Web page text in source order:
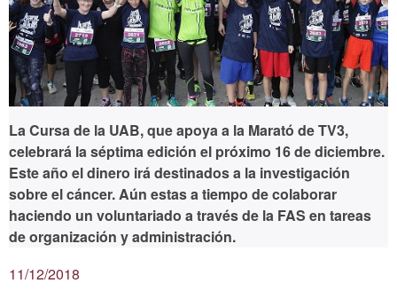
La Cursa de la UAB, que apoya a la Marató de TV3,
celebrará la séptima edición el próximo 16 de diciembre.
Este año el dinero irá destinados a la investigación
sobre el cáncer. Aún estas a tiempo de colaborar
haciendo un voluntariado a través de la FAS en tareas
de organización y administración.
11/12/2018